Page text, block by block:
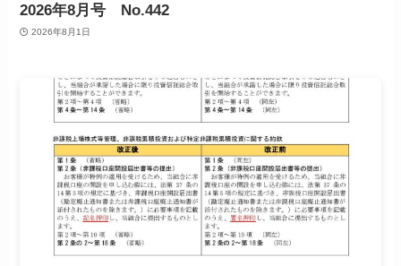
2026年8月号 No.442
2026年8月1日